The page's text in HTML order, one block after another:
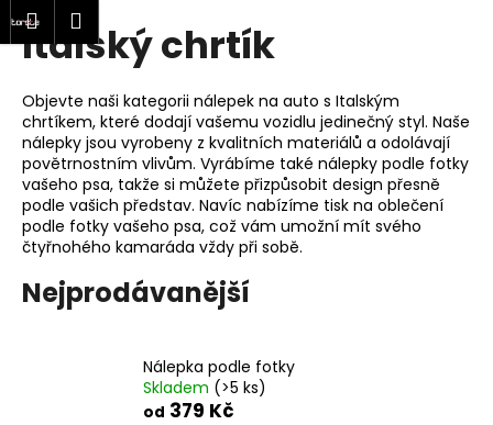
PřejítNákupní
košík
Menu
Italský chrtík
Objevte naši kategorii nálepek na auto s Italským
chrtíkem, které dodají vašemu vozidlu jedinečný styl. Naše
nálepky jsou vyrobeny z kvalitních materiálů a odolávají
povětrnostním vlivům. Vyrábíme také nálepky podle fotky
vašeho psa, takže si můžete přizpůsobit design přesně
podle vašich představ. Navíc nabízíme tisk na oblečení
podle fotky vašeho psa, což vám umožní mít svého
čtyřnohého kamaráda vždy při sobě.
Nejprodávanější
Nálepka podle fotky
Skladem (>5 ks)
od 379 Kč
K
o Zpět
Zpět
C
o
p
o
t
ř
e